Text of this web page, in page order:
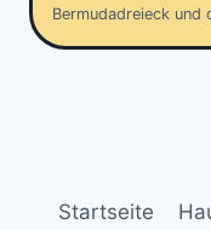
Bermudadreieck und
Startseite